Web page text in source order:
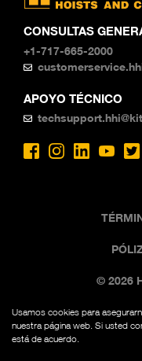
CONSULTAS
+1-717-665-2000
APOYO TÉCNICO
© 2026
La imagen comercial
registrada de Kito,
Usamos cookies para
nuestra página web. Si usted
está de acuerdo.